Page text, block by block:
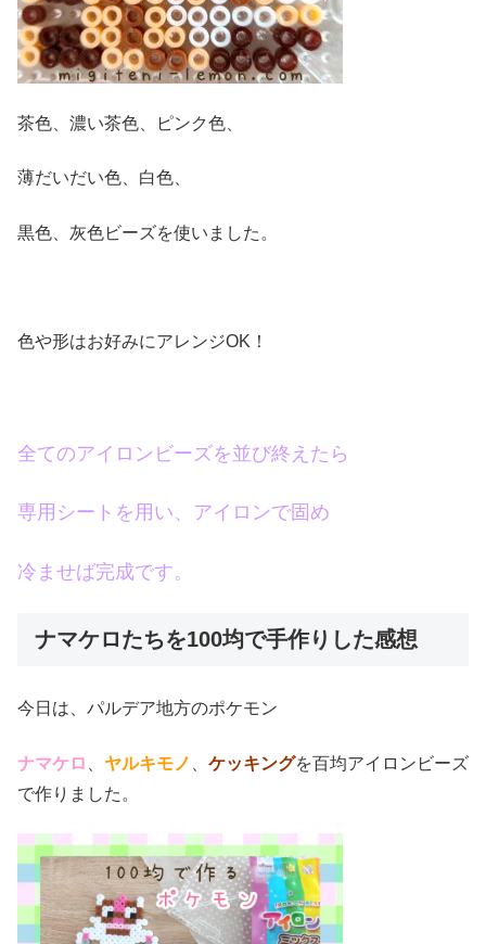
茶色、濃い茶色、ピンク色、
薄だいだい色、白色、
黒色、灰色ビーズを使いました。
色や形はお好みにアレンジOK！
全てのアイロンビーズを並び終えたら
専用シートを用い、アイロンで固め
冷ませば完成です。
ナマケロたちを100均で手作りした感想
今日は、パルデア地方のポケモン
ナマケロ ヤルキモノ ケッキングを百均アイロンビーズ
で作りました。